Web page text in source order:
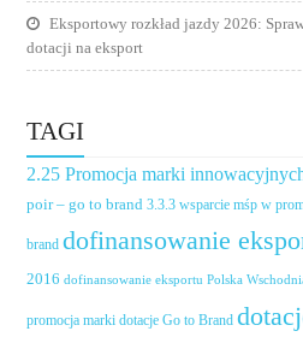
Eksportowy rozkład jazdy 2026:
dotacji na eksport
TAGI
2.25 Promocja marki
poir – go to brand 3.3.3 wsparcie mśp w
brand dofinansowanie
2016 dofinansowanie eksportu Polska
promocja marki dotacje Go to Brand